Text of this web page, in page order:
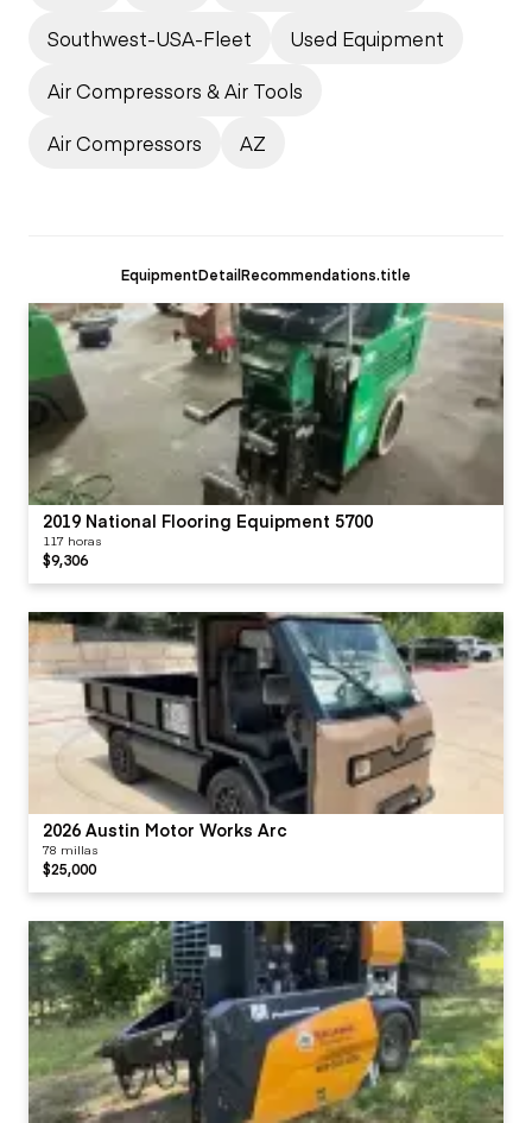
Southwest-USA-Fleet
Used Equipment
Air Compressors & Air Tools
Air Compressors
AZ
EquipmentDetailRecommendations.title
2019 National Flooring Equipment 5700
117 horas
$9,306
2026 Austin Motor Works Arc
78 millas
$25,000